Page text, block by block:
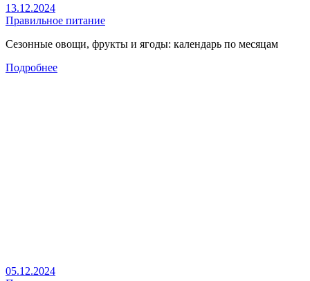
13.12.2024
Правильное питание
Сезонные овощи, фрукты и ягоды: календарь по месяцам
Подробнее
05.12.2024